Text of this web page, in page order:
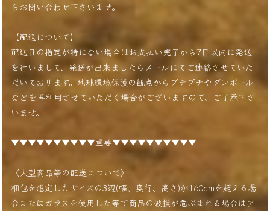
らお問い合わせ下さいませ。
【配送について】
配送日の指定が特にない場合はお支払い完了から7日以内に発送
を行いまして、発送が出来ましたらメールにてご連絡させていた
だいております。地球環境保護の観点からプチプチやダンボール
などを再利用させていただく場合がございますので、ご了承下さ
いませ。
▼▼▼▼▼▼▼▼▼▼重要▼▼▼▼▼▼▼▼▼▼
〈大型商品等の配送について〉
梱包を想定したサイズの3辺(幅、奥行、高さ)が160cmを超える場
合またはガラスを使用した等で商品の破損が危ぶまれる場合はア